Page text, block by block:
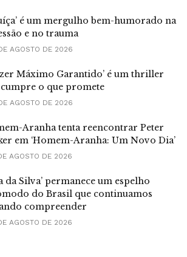
é um mergulho bem-humorado na
e no trauma
AGOSTO DE 2026
Máximo Garantido’ é um thriller
cumpre o que promete
AGOSTO DE 2026
Aranha tenta reencontrar Peter
em ‘Homem-Aranha: Um Novo Dia’
AGOSTO DE 2026
da Silva’ permanece um espelho
do Brasil que continuamos
compreender
AGOSTO DE 2026